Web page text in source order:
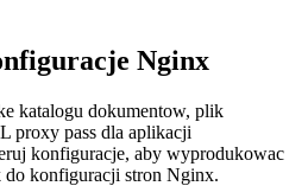
Nginx
katalogu dokumentow, plik
proxy pass dla aplikacji
konfiguracje, aby wyprodukowac
konfiguracji stron Nginx.